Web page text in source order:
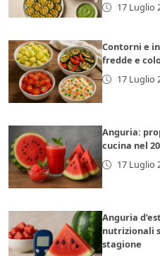
17 Luglio
Contorni e
fredde e
17 Luglio
Anguria:
cucina nel
17 Luglio
Anguria
nutrizionali
stagione